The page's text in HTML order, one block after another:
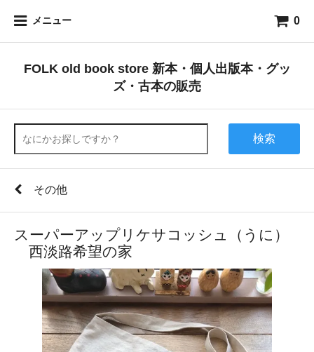
メニュー 0
FOLK old book store 新本・個人出版本・グッ
ズ・古本の販売
検索
その他
スーパーアップリケサコッシュ（うに）
西淡路希望の家